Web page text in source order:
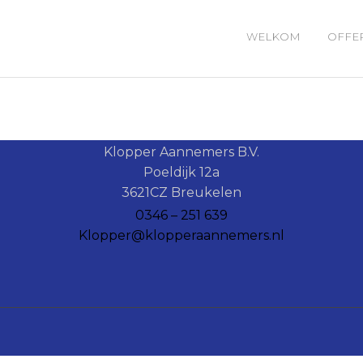
WELKOM
Klopper Aannemers B.V.
Poeldijk 12a
3621CZ Breukelen
0346 – 251 639
Klopper@klopperaannemers.nl